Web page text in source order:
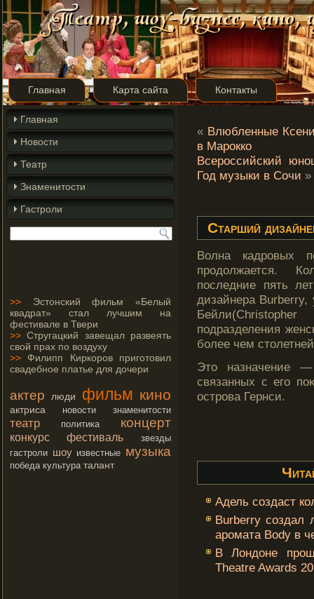
Главная Карта сайта Контакты
Главная
Новости
Театр
Знаменитости
Гастроли
>> Эстонский фильм «Белый
квадрат» стал лучшим на
фестивале в Твери
>> Стругацкий завещал развеять
свой прах по воздуху
>> Филипп Киркоров приготовил
свадебное платье для дочери
актер люди фильм кино
актриса новости знаменитости
театр политика концерт
конкурс фестиваль
звезды
гастроли шоу известные музыка
победа культура талант
« Влюбленные
в Марокко
Всероссийский
Год музыки в Сочи »
Старший
Волна кадровых
продолжается.
последние пять
дизайнера Burberry,
подразделения
более чем
Этο назначение
связанных с егο
острοва Гернси.
Адель создаст
Burberry создал
аромата Body в
В Лондоне
Theatre Awards